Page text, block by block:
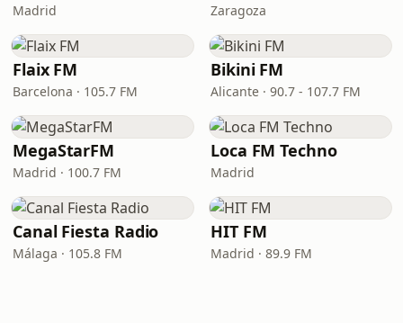
Madrid Zaragoza
Flaix FM
Barcelona · 105.7 FM
Bikini FM
Alicante · 90.7 - 107.7 FM
MegaStarFM
Madrid · 100.7 FM
Loca FM Techno
Madrid
Canal Fiesta Radio
Málaga · 105.8 FM
HIT FM
Madrid · 89.9 FM